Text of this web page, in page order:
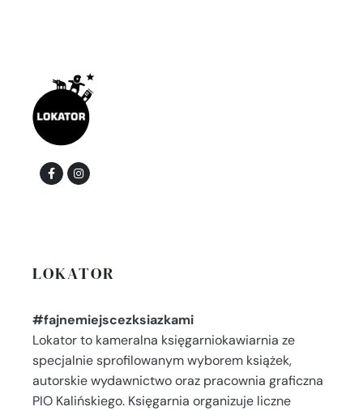
LOKATOR
#fajnemiejscezksiazkami
Lokator to kameralna księgarniokawiarnia ze
specjalnie sprofilowanym wyborem książek,
autorskie wydawnictwo oraz pracownia graficzna
PIO Kalińskiego. Księgarnia organizuje liczne